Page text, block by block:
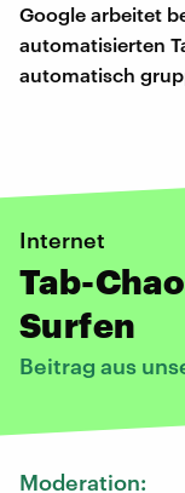
Google arbeitet
automatisierten
automatisch
Internet
Tab-
Surfen
Beitrag aus
Moderation: